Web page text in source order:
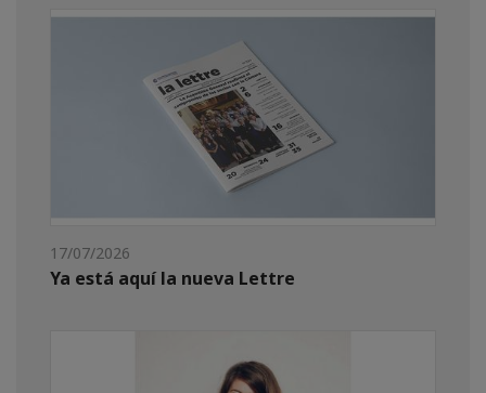
17/07/2026
Ya está aquí la nueva Lettre